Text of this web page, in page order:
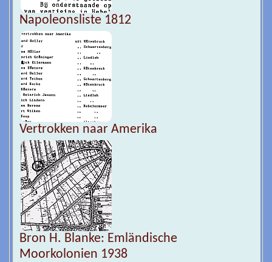
Napoleonsliste 1812
Vertrokken naar Amerika
Bron H. Blanke: Emländische
Moorkolonien 1938